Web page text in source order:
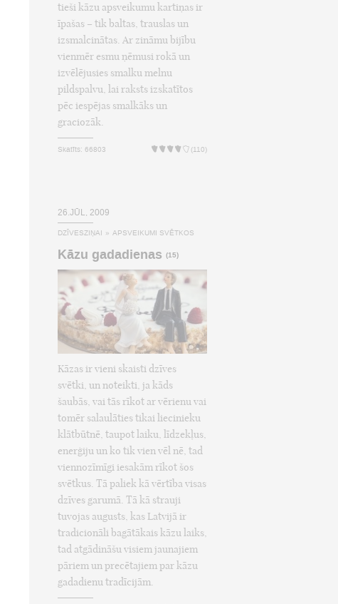
tieši kāzu apsveikumu kartiņas ir
īpašas – tik baltas, trauslas un
izsmalcinātas. Ar zināmu bijību
vienmēr esmu ņēmusi rokā un
izvēlējusies smalku melnu
pildspalvu, lai raksts izskatītos
pēc iespējas smalkāks un
graciozāk.
Skatīts: 66803 (110)
26.JŪL, 2009
DZĪVESZIŅAI » APSVEIKUMI SVĒTKOS
Kāzu gadadienas (15)
Kāzas ir vieni skaisti dzīves
svētki, un noteikti, ja kāds
šaubās, vai tās rīkot ar vērienu vai
tomēr salaulāties tikai liecinieku
klātbūtnē, taupot laiku, līdzekļus,
enerģiju un ko tik vien vēl nē, tad
viennozīmīgi iesakām rīkot šos
svētkus. Tā paliek kā vērtība visas
dzīves garumā. Tā kā strauji
tuvojas augusts, kas Latvijā ir
tradicionāli bagātākais kāzu laiks,
tad atgādināšu visiem jaunajiem
pāriem un precētajiem par kāzu
gadadienu tradīcijām.